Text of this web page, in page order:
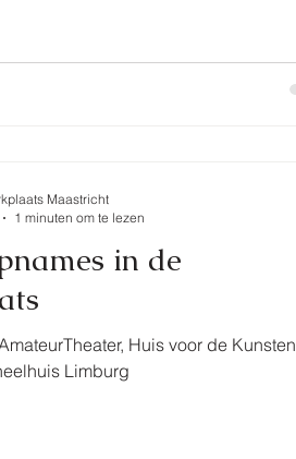
in de
Huis voor de Kunsten
Limburg
Maastricht
1 minuten om te lezen